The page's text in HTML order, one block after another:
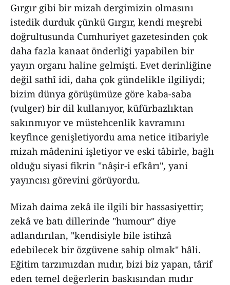
Gırgır gibi bir mizah dergimizin olmasını
istedik durduk çünkü Gırgır, kendi meşrebi
doğrultusunda Cumhuriyet gazetesinden çok
daha fazla kanaat önderliği yapabilen bir
yayın organı haline gelmişti. Evet derinliğine
değil sathî idi, daha çok gündelikle ilgiliydi;
bizim dünya görüşümüze göre kaba-saba
(vulger) bir dil kullanıyor, küfürbazlıktan
sakınmıyor ve müstehcenlik kavramını
keyfince genişletiyordu ama netice itibariyle
mizah mâdenini işletiyor ve eski tâbirle, bağlı
olduğu siyasi fikrin "nâşir-i efkârı", yani
yayıncısı görevini görüyordu.
Mizah daima zekâ ile ilgili bir hassasiyettir;
zekâ ve batı dillerinde "humour" diye
adlandırılan, "kendisiyle bile istihzâ
edebilecek bir özgüvene sahip olmak" hâli.
Eğitim tarzımızdan mıdır, bizi biz yapan, târif
eden temel değerlerin baskısından mıdır